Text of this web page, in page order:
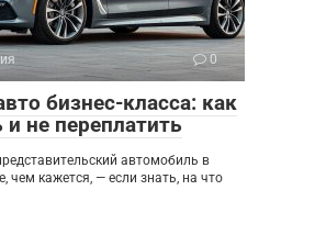
0
бизнес-класса: как
не переплатить
автомобиль в
чем кажется, — если знать, на что